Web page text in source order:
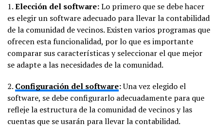
1.Elección del software:Lo primero que se debe hacer
es elegir un software adecuado para llevar la contabilidad
de la comunidad de vecinos. Existen varios programas que
ofrecen esta funcionalidad, por lo que es importante
comparar sus características y seleccionar el que mejor
se adapte a las necesidades de la comunidad.
2. Configuración del software:Una vez elegido el
software, se debe configurarlo adecuadamente para que
refleje la estructura de la comunidad de vecinos y las
cuentas que se usarán para llevar la contabilidad.